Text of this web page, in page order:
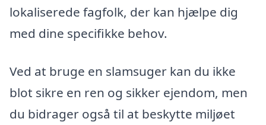
lokaliserede fagfolk, der kan hjælpe dig
med dine specifikke behov.
Ved at bruge en slamsuger kan du ikke
blot sikre en ren og sikker ejendom, men
du bidrager også til at beskytte miljøet